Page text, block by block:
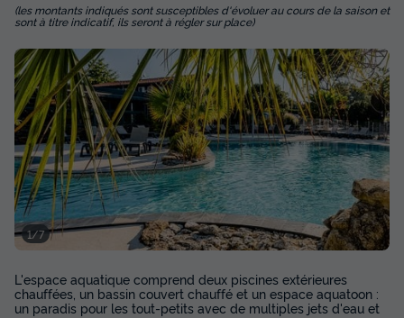
MOBILHOME 4 personnes - Cottage Pyla 3
Pièces 4 Personnes Climatisé + TV
Annulation gratuite
Surface
Adultes Chambres Salle de bain
Terrasse semi-couverte Climatisation
Animaux autorisés *
(les montants indiqués sont susceptibles d'évoluer au cours de la saison et
sont à titre indicatif, ils seront à régler sur place)
1/7
L'espace aquatique comprend deux piscines extérieures
chauffées, un bassin couvert chauffé et un espace aquatoon :
un paradis pour les tout-petits avec de multiples jets d'eau et